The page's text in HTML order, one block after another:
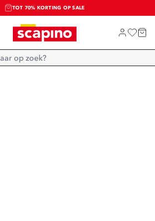
TOT 70% KORTING OP SALE
SALE: LAATSTE KANS!
SHOP NIEUW
Home